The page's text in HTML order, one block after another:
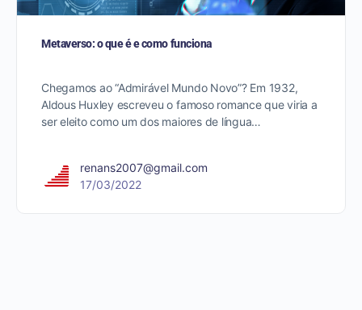
Metaverso: o que é e como funciona
Chegamos ao “Admirável Mundo Novo”? Em 1932,
Aldous Huxley escreveu o famoso romance que viria a
ser eleito como um dos maiores de língua…
renans2007@gmail.com
17/03/2022